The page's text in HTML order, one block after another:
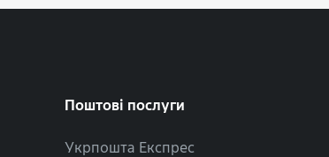
Поштові послуги
Укрпошта Експрес